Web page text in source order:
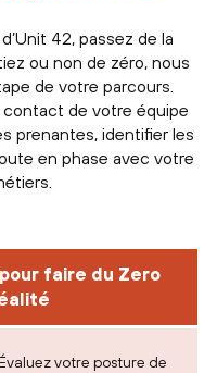
42, passez de la
ou non de zéro, nous
de votre parcours.
de votre équipe
prenantes, identifier les
en phase avec votre
faire du Zero
votre posture de